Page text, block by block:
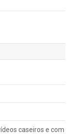
caseiros e com